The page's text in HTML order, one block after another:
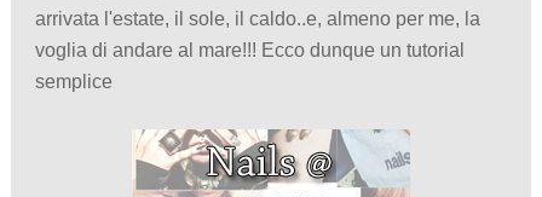
arrivata l'estate, il sole, il caldo..e, almeno per me, la
voglia di andare al mare!!! Ecco dunque un tutorial
semplice